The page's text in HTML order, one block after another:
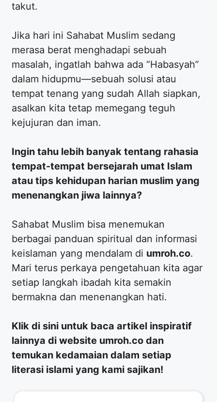
takut.
​Jika hari ini Sahabat Muslim sedang
merasa berat menghadapi sebuah
masalah, ingatlah bahwa ada “Habasyah”
dalam hidupmu—sebuah solusi atau
tempat tenang yang sudah Allah siapkan,
asalkan kita tetap memegang teguh
kejujuran dan iman.
Ingin tahu lebih banyak tentang rahasia
tempat-tempat bersejarah umat Islam
atau tips kehidupan harian muslim yang
menenangkan jiwa lainnya?
​Sahabat Muslim bisa menemukan
berbagai panduan spiritual dan informasi
keislaman yang mendalam di umroh.co.
Mari terus perkaya pengetahuan kita agar
setiap langkah ibadah kita semakin
bermakna dan menenangkan hati.
Klik di sini untuk baca artikel inspiratif
lainnya di website umroh.co dan
temukan kedamaian dalam setiap
literasi islami yang kami sajikan!